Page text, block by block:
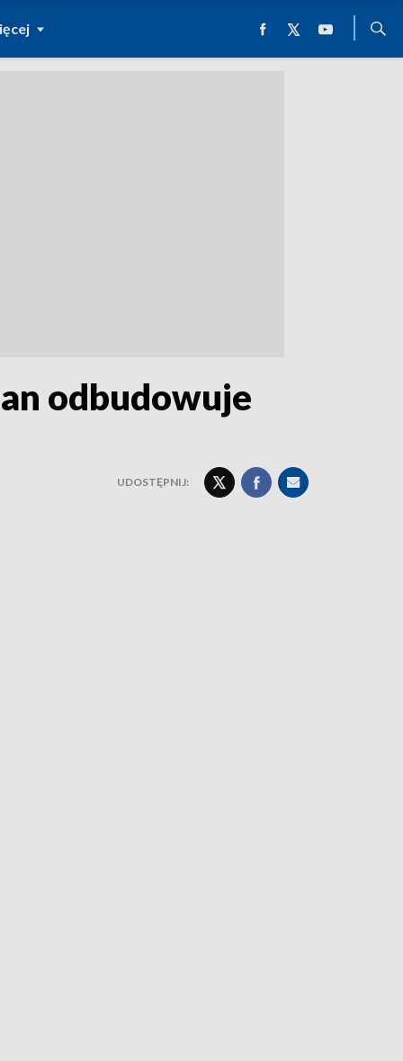
odbudowuje
UDOSTĘPNIJ: